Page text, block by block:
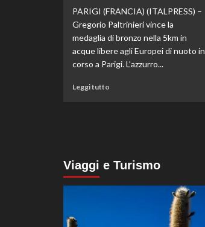
Kong,
decisivo
Zhegrova
PARIGI (FRANCIA) (ITALPRESS) –
Gregorio Paltrinieri vince la
medaglia di bronzo nella 5km in
acque libere agli Europei di nuoto in
corso a Parigi. L’azzurro...
Leggi tuttoLeggi
nella
km
Viaggi e Turismo